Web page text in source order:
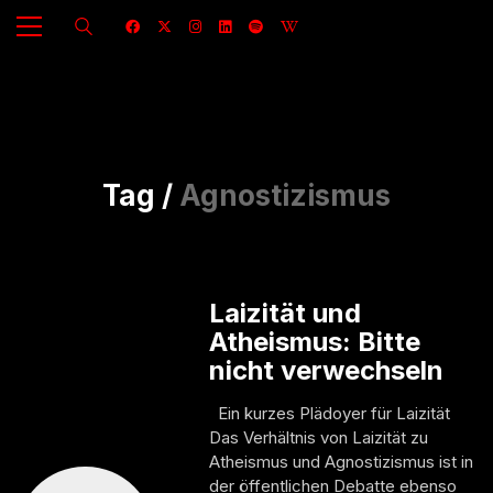
Tag / Agnostizismus
Laizität und
Atheismus: Bitte
nicht verwechseln
Ein kurzes Plädoyer für Laizität
Das Verhältnis von Laizität zu
Atheismus und Agnostizismus ist in
der öffentlichen Debatte ebenso